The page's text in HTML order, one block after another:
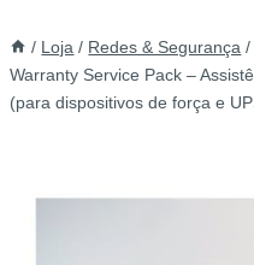
/ Loja / Redes & Segurança /
Warranty Service Pack –
(para dispositivos de força e